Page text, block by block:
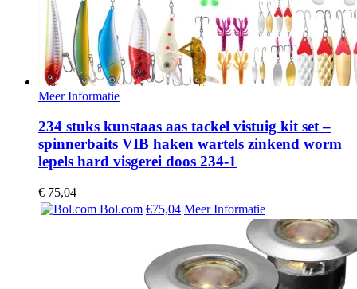
Meer Informatie
234 stuks kunstaas aas tackel vistuig kit set –
spinnerbaits VIB haken wartels zinkend worm
lepels hard visgerei doos 234-1
€ 75,04
Bol.com €75,04 Meer Informatie